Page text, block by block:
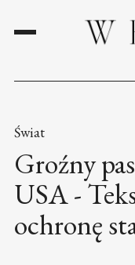
Świat
Groźny
USA -
ochronę